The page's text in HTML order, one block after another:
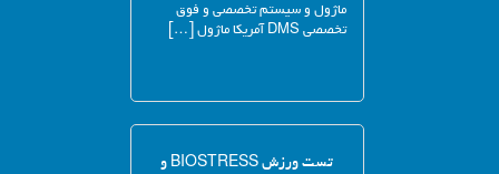
ماژول و سیستم تخصصی و فوق
تخصصی DMS آمریکا ماژول […]
تست ورزش BIOSTRESS و